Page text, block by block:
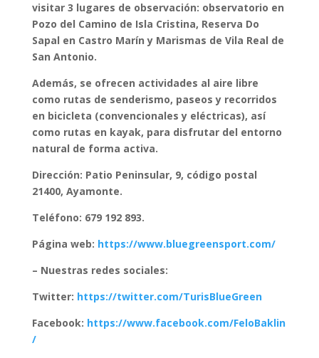
visitar 3 lugares de observación: observatorio en
Pozo del Camino de Isla Cristina, Reserva Do
Sapal en Castro Marín y Marismas de Vila Real de
San Antonio.
Además, se ofrecen actividades al aire libre
como rutas de senderismo, paseos y recorridos
en bicicleta (convencionales y eléctricas), así
como rutas en kayak, para disfrutar del entorno
natural de forma activa.
Dirección: Patio Peninsular, 9, código postal
21400, Ayamonte.
Teléfono: 679 192 893.
Página web: https://www.bluegreensport.com/
– Nuestras redes sociales:
Twitter: https://twitter.com/TurisBlueGreen
Facebook: https://www.facebook.com/FeloBaklin
/